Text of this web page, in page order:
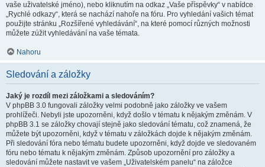
vaše uživatelské jméno), nebo kliknutím na odkaz „Vaše příspěvky“ v nabídce
„Rychlé odkazy“, která se nachází nahoře na fóru. Pro vyhledání vašich témat
použijte stránku „Rozšířené vyhledávání“, na které pomocí různých možnosti
můžete zúžit vyhledávání na vaše témata.
Nahoru
Sledování a záložky
Jaký je rozdíl mezi záložkami a sledováním?
V phpBB 3.0 fungovali záložky velmi podobně jako záložky ve vašem
prohlížeči. Nebyli jste upozorněni, když došlo v tématu k nějakým změnám. V
phpBB 3.1 se záložky chovají stejně jako sledování tématu, což znamená, že
můžete být upozorněni, když v tématu v záložkách dojde k nějakým změnám.
Při sledování fóra nebo tématu budete upozorněni, když dojde ve sledovaném
fóru nebo tématu k nějakým změnám. Způsob upozornění pro záložky a
sledování můžete nastavit ve vašem „Uživatelském panelu“ na záložce